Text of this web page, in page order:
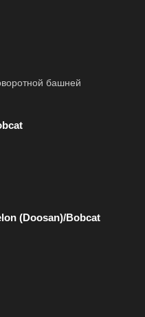
башней
(Doosan)/Bobcat